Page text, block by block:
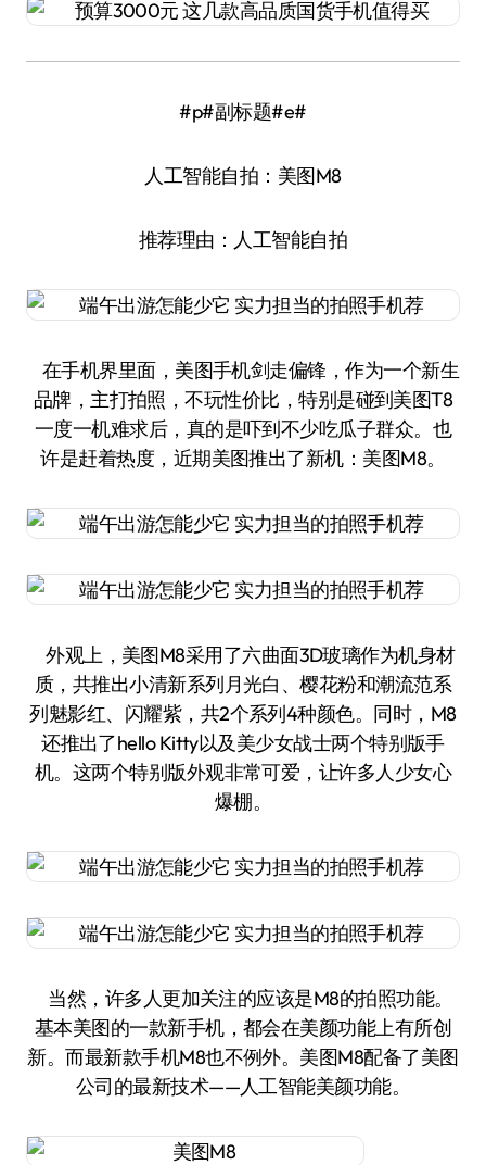
#p#副标题#e#
人工智能自拍：美图M8
推荐理由：人工智能自拍
在手机界里面，美图手机剑走偏锋，作为一个新生
品牌，主打拍照，不玩性价比，特别是碰到美图T8
一度一机难求后，真的是吓到不少吃瓜子群众。也
许是赶着热度，近期美图推出了新机：美图M8。
外观上，美图M8采用了六曲面3D玻璃作为机身材
质，共推出小清新系列月光白、樱花粉和潮流范系
列魅影红、闪耀紫，共2个系列4种颜色。同时，M8
还推出了hello Kitty以及美少女战士两个特别版手
机。这两个特别版外观非常可爱，让许多人少女心
爆棚。
当然，许多人更加关注的应该是M8的拍照功能。
基本美图的一款新手机，都会在美颜功能上有所创
新。而最新款手机M8也不例外。美图M8配备了美图
公司的最新技术——人工智能美颜功能。